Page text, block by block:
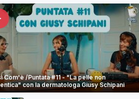
Com'è /Puntata #11 - "La pelle non
con la dermatologa Giusy Schipani